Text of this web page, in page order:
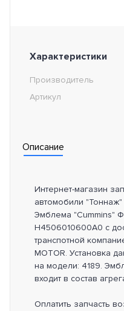
Характеристики
Производитель
Артикул
Описание
Интернет-магазин
автомобили "Тоннаж"
Эмблема "Cummins"
H4506010600A0 с
транспотной
MOTOR. Установка
на модели: 4189.
входит в состав
Оплатить запчасть